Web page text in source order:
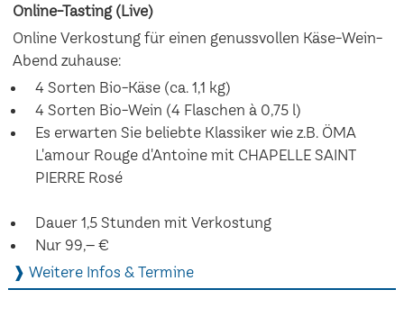
Online-Tasting (Live)
Online Verkostung für einen genussvollen Käse-Wein-
Abend zuhause:
4 Sorten Bio-Käse (ca. 1,1 kg)
4 Sorten Bio-Wein (4 Flaschen à 0,75 l)
Es erwarten Sie beliebte Klassiker wie z.B. ÖMA
L'amour Rouge d'Antoine mit CHAPELLE SAINT
PIERRE Rosé
Dauer 1,5 Stunden mit Verkostung
Nur 99,– €
❱ Weitere Infos & Termine